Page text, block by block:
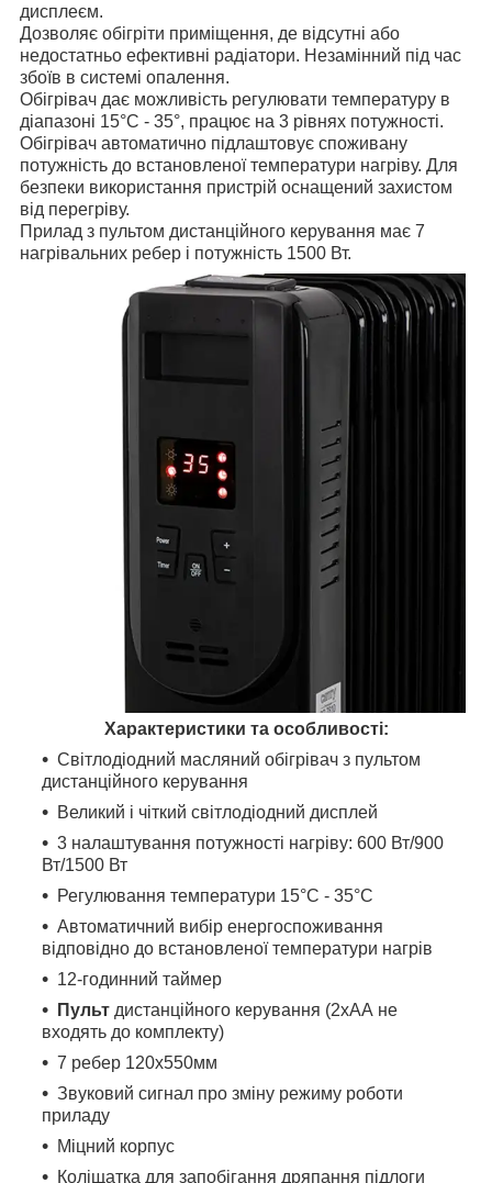
дисплеєм.
Дозволяє обігріти приміщення, де відсутні або
недостатньо ефективні радіатори. Незамінний під час
збоїв в системі опалення.
Обігрівач дає можливість регулювати температуру в
діапазоні 15°C - 35°, працює на 3 рівнях потужності.
Обігрівач автоматично підлаштовує споживану
потужність до встановленої температури нагріву. Для
безпеки використання пристрій оснащений захистом
від перегріву.
Прилад з пультом дистанційного керування має 7
нагрівальних ребер і потужність 1500 Вт.
Характеристики та особливості:
Світлодіодний масляний обігрівач з пультом
дистанційного керування
Великий і чіткий світлодіодний дисплей
3 налаштування потужності нагріву: 600 Вт/900
Вт/1500 Вт
Регулювання температури 15°C - 35°C
Автоматичний вибір енергоспоживання
відповідно до встановленої температури нагрів
12-годинний таймер
Пульт дистанційного керування (2хАА не
входять до комплекту)
7 ребер 120x550мм
Звуковий сигнал про зміну режиму роботи
приладу
Міцний корпус
Коліщатка для запобігання дряпання підлоги